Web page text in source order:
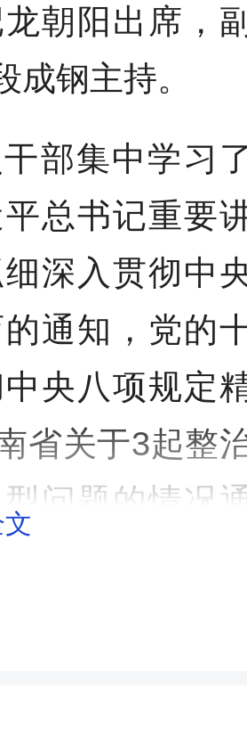
朝阳出席，副
钢主持。
部集中学习了
总书记重要
深入贯彻中
通知，党的
央八项规定
省关于3起整
问题的情况
绕查摆问题清